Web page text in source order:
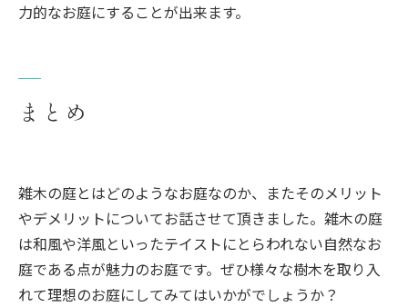
力的なお庭にすることが出来ます。
まとめ
雑木の庭とはどのようなお庭なのか、またそのメリット
やデメリットについてお話させて頂きました。雑木の庭
は和風や洋風といったテイストにとらわれない自然なお
庭である点が魅力のお庭です。ぜひ様々な樹木を取り入
れて理想のお庭にしてみてはいかがでしょうか？